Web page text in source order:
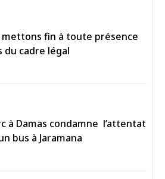
mettons fin à toute présence
du cadre légal
à Damas condamne l’attentat
bus à Jaramana